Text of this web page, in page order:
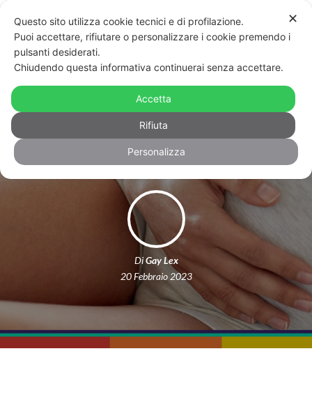
Le guide di Gay Lex: la gestazione per
altri può diventare “reato
universale”?
DiGay Lex
20 Febbraio 2023
✕
Questo sito utilizza cookie tecnici e di profilazione.
Puoi accettare, rifiutare o personalizzare i cookie premendo i
pulsanti desiderati.
Chiudendo questa informativa continuerai senza accettare.
Accetta
Rifiuta
Personalizza